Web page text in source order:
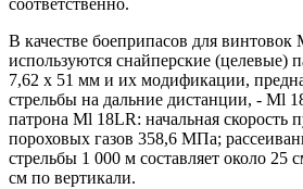
соответственно.
В качестве боеприпасов для
используются снайперские (целевые)
7,62 х 51 мм и их модификации,
стрельбы на дальние дистанции, - Ml
патрона Ml 18LR: начальная скорость
пороховых газов 358,6 МПа;
стрельбы 1 000 м составляет около 25
см по вертикали.